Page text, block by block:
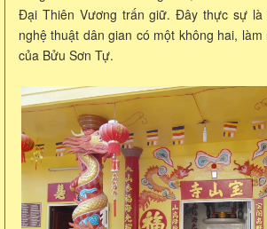
Đại Thiên Vương trấn giữ. Đây thực sự là
nghệ thuật dân gian có một không hai,
của Bửu Sơn Tự.